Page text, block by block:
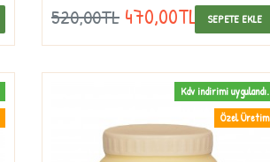
520,00TL 470,00TL SEPETE EKLE
Özel Üretim
Kdv indirimi uygulandı.